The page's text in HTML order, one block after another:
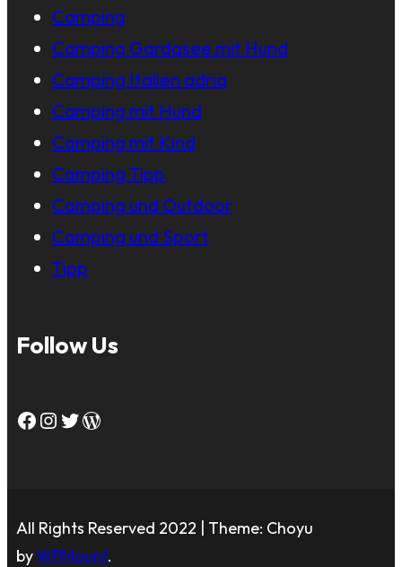
Camping
Camping Gardasee mit Hund
Camping Italien adria
Camping mit Hund
Camping mit Kind
Camping Tipp
Camping und Outdoor
Camping und Sport
Tipp
Follow Us
Facebook Instagram Twitter WordPress
All Rights Reserved 2022 | Theme: Choyu
byWPMount.